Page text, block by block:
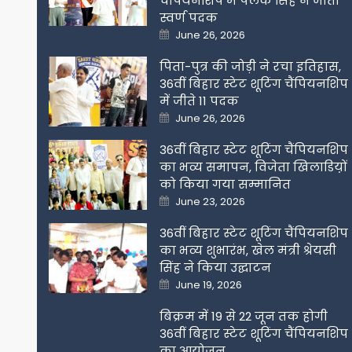
स्वर्ण पदक
Posted
on
June 26, 2026
पिता-पुत्र की जोड़ी ने रचा इतिहास,
36वीं बिहार स्टेट शूटिंग चैंपियनशिप
में जीते 11 पदक
Posted
on
June 26, 2026
36वीं बिहार स्टेट शूटिंग चैंपियनशिप
का भव्य समापन, विजेता खिलाडिय़ों
को किया गया सम्मानित
Posted
on
June 23, 2026
36वीं बिहार स्टेट शूटिंग चैंपियनशिप
का भव्य शुभारंभ, खेल मंत्री श्रेयसी
सिंह ने किया उद्घाटन
Posted
on
June 19, 2026
बिक्रम में 19 से 22 जून तक होगी
36वीं बिहार स्टेट शूटिंग चैंपियनशिप